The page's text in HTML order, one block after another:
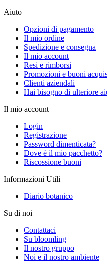
Aiuto
Opzioni di pagamento
Il mio ordine
Spedizione e consegna
Il mio account
Resi e rimborsi
Promozioni e buoni
Clienti aziendali
Hai bisogno di ulteriore
Il mio account
Login
Registrazione
Password dimenticata?
Dove è il mio pacchetto?
Riscossione buoni
Informazioni Utili
Diario botanico
Su di noi
Contattaci
Su bloomling
Il nostro gruppo
Noi e il nostro ambiente